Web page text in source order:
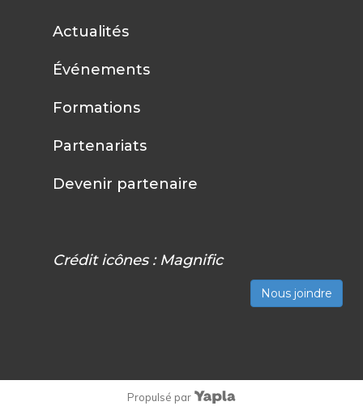
Actualités
Événements
Formations
Partenariats
Devenir partenaire
Crédit icônes : Magnific
Nous joindre
Propulsé par